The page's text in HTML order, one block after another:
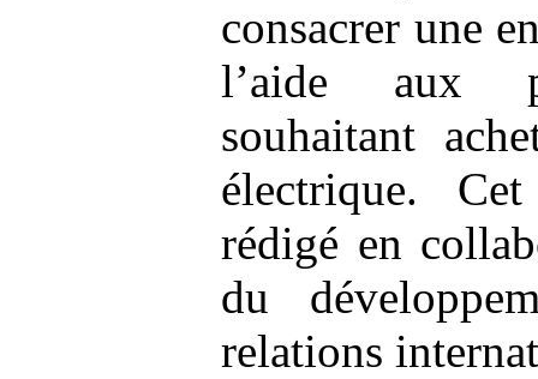
consacrer une
l’aide aux
souhaitant
électrique.
rédigé en
du
relations